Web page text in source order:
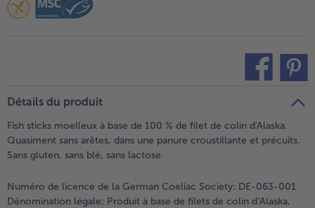
Détails du produit
Fish sticks moelleux à base de 100 % de filet de colin d'Alaska.
Quasiment sans arêtes, dans une panure croustillante et précuits.
Sans gluten, sans blé, sans lactose.
Numéro de licence de la German Coeliac Society: DE-063-001
Dénomination légale: Produit à base de filets de colin d’Alaska,